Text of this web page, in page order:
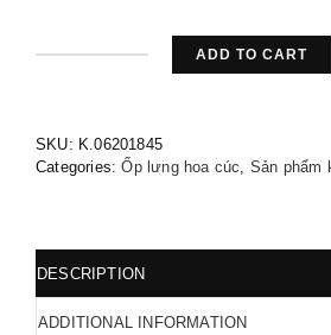
Oppo
Hoa
khô
ADD TO CART
SKU: K.06201845
Categories:Ốp lưng hoa cúc, Sản phẩm
DESCRIPTION
ADDITIONAL INFORMATION